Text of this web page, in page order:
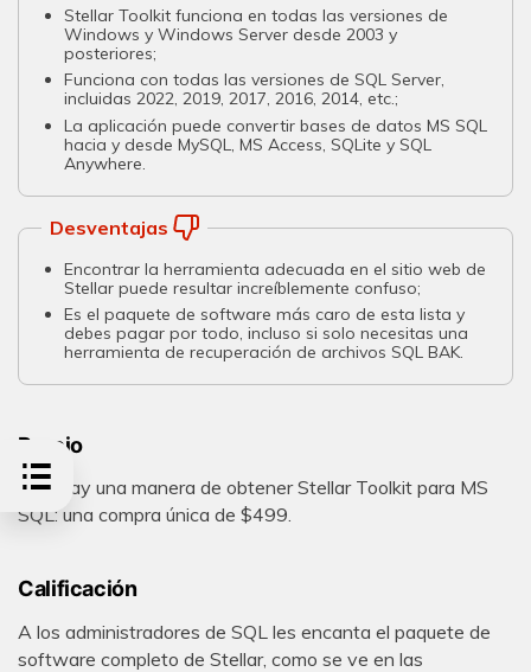
Stellar Toolkit funciona en todas las versiones de
Windows y Windows Server desde 2003 y
posteriores;
Funciona con todas las versiones de SQL Server,
incluidas 2022, 2019, 2017, 2016, 2014, etc.;
La aplicación puede convertir bases de datos MS SQL
hacia y desde MySQL, MS Access, SQLite y SQL
Anywhere.
Desventajas
Encontrar la herramienta adecuada en el sitio web de
Stellar puede resultar increíblemente confuso;
Es el paquete de software más caro de esta lista y
debes pagar por todo, incluso si solo necesitas una
herramienta de recuperación de archivos SQL BAK.
Precio
Sólo hay una manera de obtener Stellar Toolkit para MS
SQL: una compra única de $499.
Calificación
A los administradores de SQL les encanta el paquete de
software completo de Stellar, como se ve en las